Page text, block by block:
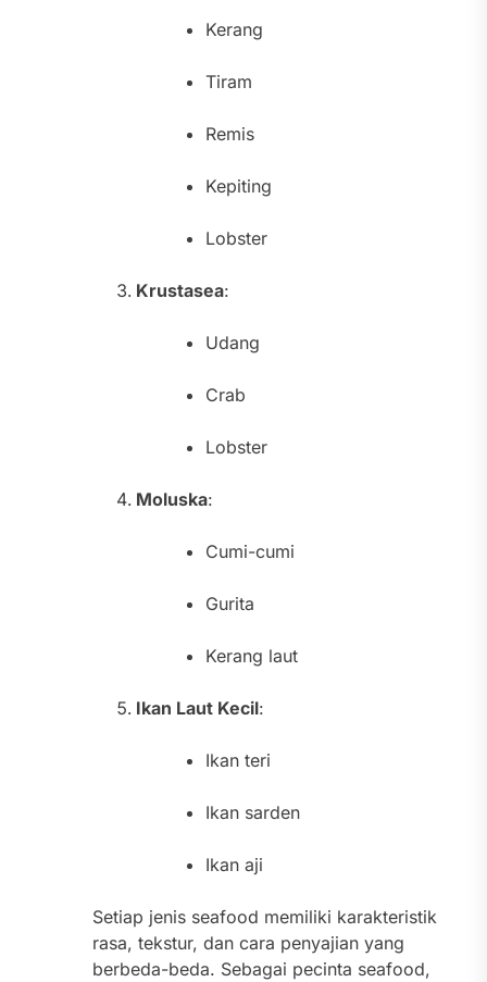
Kerang
Tiram
Remis
Kepiting
Lobster
Krustasea:
Udang
Crab
Lobster
Moluska:
Cumi-cumi
Gurita
Kerang laut
Ikan Laut Kecil:
Ikan teri
Ikan sarden
Ikan aji
Setiap jenis seafood memiliki karakteristik
rasa, tekstur, dan cara penyajian yang
berbeda-beda. Sebagai pecinta seafood,